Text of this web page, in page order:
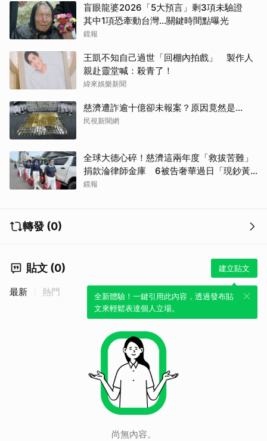
盲眼龍婆2026「5大預言」剩3項未驗證
其中1項恐牽動台灣...關鍵時間點曝光
鏡報
王凱不知自己過世「回棚內拍戲」 製作人
親赴靈堂喊：殺青了！
緯來娛樂新聞
慈濟遭詐逾十億卻未報案？原因竟然是...
民視新聞網
全球大德心碎！慈濟這兩年度「救拔苦難」
捐款淪律師金庫 6被告奢華過日「現鈔黃
金淹腳目」
鏡報
轉發 (0)
貼文 (0) 建立貼文
全新體驗！一鍵引用此內容，透過發布貼
文來輕鬆表達個人立場。
最新 熱門
尚無內容。
取消